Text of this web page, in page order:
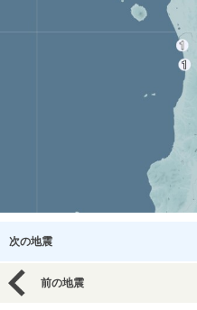
次の地震
前の地震